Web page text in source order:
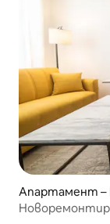
Апартамент –